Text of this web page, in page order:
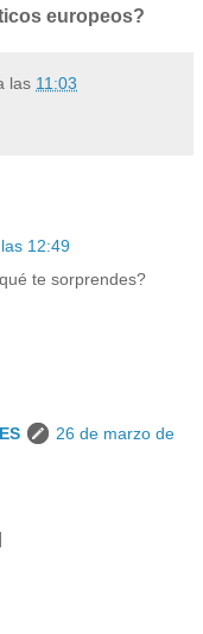
europeos?
las 11:03
12:49
te sorprendes?
26 de marzo de